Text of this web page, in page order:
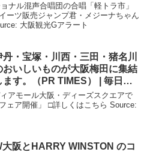
ナル混声合唱団の合唱「軽トラ市」
ーツ販売ジャンプ君・メジーナちゃん
大阪観光Gアラート
丹・宝塚・川西・三田・猪名川
おいしいものが大阪梅田に集結
ます。（PR TIMES） | 毎日新
アモール大阪・ディーズスクエアで
ェア開催」 □詳しくはこちら Source:
大阪とHARRY WINSTON のコ